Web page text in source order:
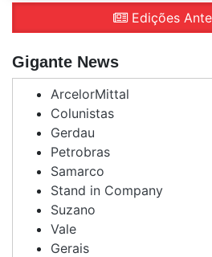
Edições
Gigante News
ArcelorMittal
Colunistas
Gerdau
Petrobras
Samarco
Stand in Company
Suzano
Vale
Gerais